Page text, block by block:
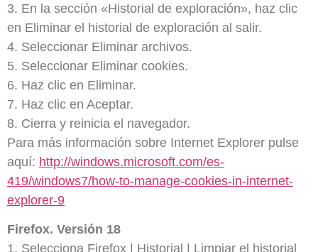
3. En la sección «Historial de exploración», haz clic
en Eliminar el historial de exploración al salir.
4. Seleccionar Eliminar archivos.
5. Seleccionar Eliminar cookies.
6. Haz clic en Eliminar.
7. Haz clic en Aceptar.
8. Cierra y reinicia el navegador.
Para más información sobre Internet Explorer pulse
aquí: http://windows.microsoft.com/es-
419/windows7/how-to-manage-cookies-in-internet-
explorer-9
Firefox. Versión 18
1. Selecciona Firefox | Historial | Limpiar el historial